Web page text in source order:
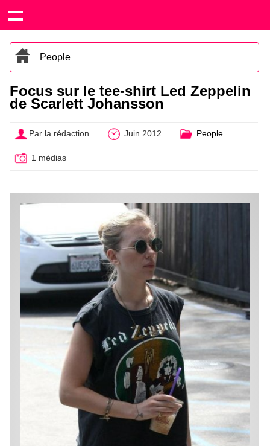
People
Focus sur le tee-shirt Led Zeppelin
de Scarlett Johansson
Par la rédaction Juin 2012 People
1 médias